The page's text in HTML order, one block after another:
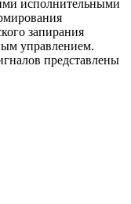
исполнительными
запирания
управлением.
представлены